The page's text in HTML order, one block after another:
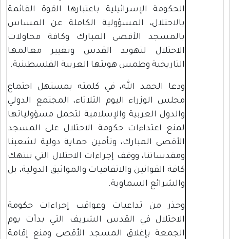
الحكومة الإسرائيلية باعتبارها القوة القائمة
بالاحتلال، المسؤولية الكاملة عن المساس
بالمسجد الأقصى المبارك وكافة محاولات
الاحتلال لتهويد القدس وتغيير معالمها
التاريخية وطمس هويتها العربية الفلسطينية.
ودعا الحمد الله، في كلمته بمستهل اجتماع
مجلس الوزراء اليوم الثلاثاء، المجتمع الدولي
والدول العربية والإسلامية لتحمل مسؤولياتها
لمنع اعتداءات حكومة الاحتلال على المسجد
الأقصى المبارك، وتأمين حماية دولية لشعبنا
ومقدساتنا، ووقف إجراءات الاحتلال التي تنتهك
كافة القوانين والاتفاقيات والمواثيق الدولية، بل
والشرائع السماوية.
وحذر من تداعيات وعواقب إجراءات حكومة
الاحتلال في القدس الشريف التي بدأت يوم
الجمعة بإغلاق المسجد الأقصى ومنع إقامة